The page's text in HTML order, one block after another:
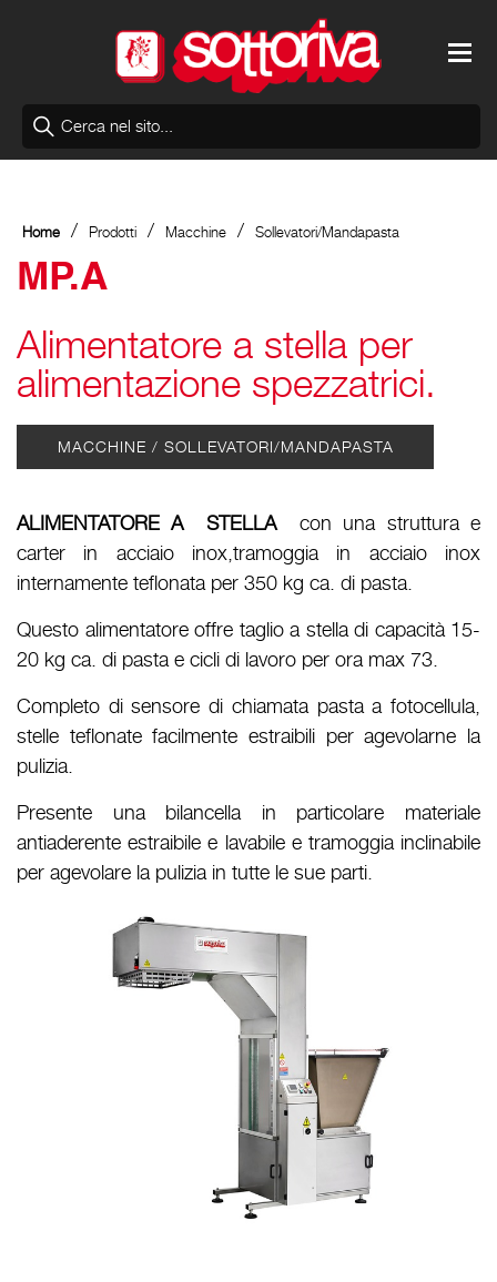
Home / Prodotti / Macchine / Sollevatori/Mandapasta
MP.A
Alimentatore a stella per
alimentazione spezzatrici.
MACCHINE / SOLLEVATORI/MANDAPASTA
ALIMENTATORE A STELLA
con una struttura e
carter in acciaio inox,tramoggia in acciaio inox
internamente teflonata per 350 kg ca. di pasta.
Questo alimentatore offre taglio a stella di capacità 15-
20 kg ca. di pasta e cicli di lavoro per ora max 73.
Completo di sensore di chiamata pasta a fotocellula,
stelle teflonate facilmente estraibili per agevolarne la
pulizia.
Presente una bilancella in particolare materiale
antiaderente estraibile e lavabile e tramoggia inclinabile
per agevolare la pulizia in tutte le sue parti.